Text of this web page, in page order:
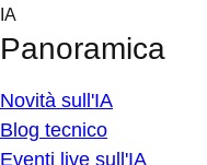
Skip
content
IA
Panoramica
Novità sull'IA
Blog tecnico
Eventi live sull'IA